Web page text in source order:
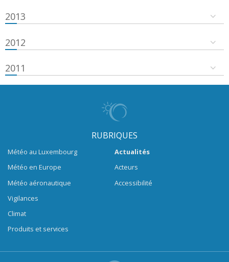
2013
2012
2011
RUBRIQUES
Météo au Luxembourg
Météo en Europe
Météo aéronautique
Vigilances
Climat
Produits et services
Actualités
Acteurs
Accessibilité